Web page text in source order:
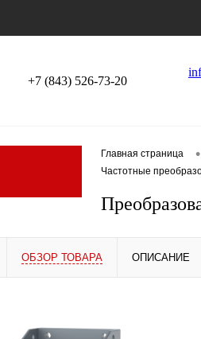
+7 (843) 526-73-20
Главная страница •
Частотные
ОБЗОР ТОВАРА ОПИСАНИЕ